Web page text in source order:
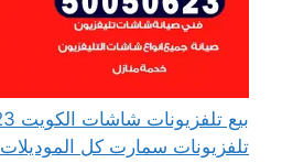
تلفزيونات سمارت كل الموديلات